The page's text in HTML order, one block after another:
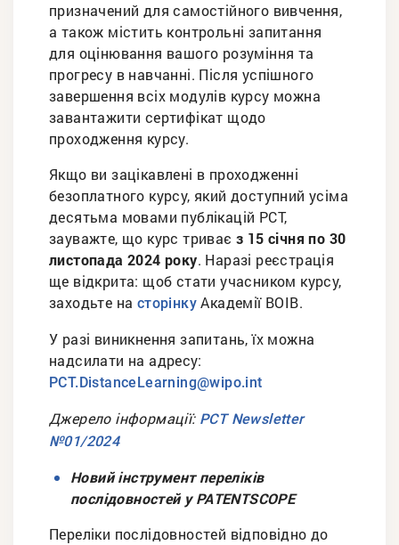
призначений для самостійного вивчення,
а також містить контрольні запитання
для оцінювання вашого розуміння та
прогресу в навчанні. Після успішного
завершення всіх модулів курсу можна
завантажити сертифікат щодо
проходження курсу.
Якщо ви зацікавлені в проходженні
безоплатного курсу, який доступний усіма
десятьма мовами публікацій РСТ,
зауважте, що курс триває з 15 січня по 30
листопада 2024 року. Наразі реєстрація
ще відкрита: щоб стати учасником курсу,
заходьте на сторінку Академії ВОІВ.
У разі виникнення запитань, їх можна
надсилати на адресу:
PCT.DistanceLearning@wipo.int
Джерело інформації: PCT Newsletter
№01/2024
Новий інструмент переліків
послідовностей у PATENTSCOPE
Переліки послідовностей відповідно до